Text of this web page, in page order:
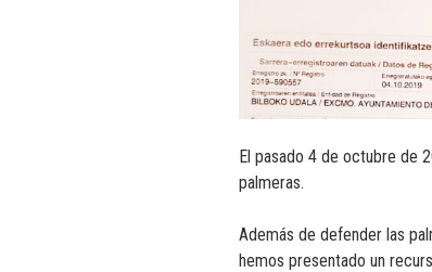
El pasado 4 de octubre de
palmeras.
Además de defender las
hemos presentado un